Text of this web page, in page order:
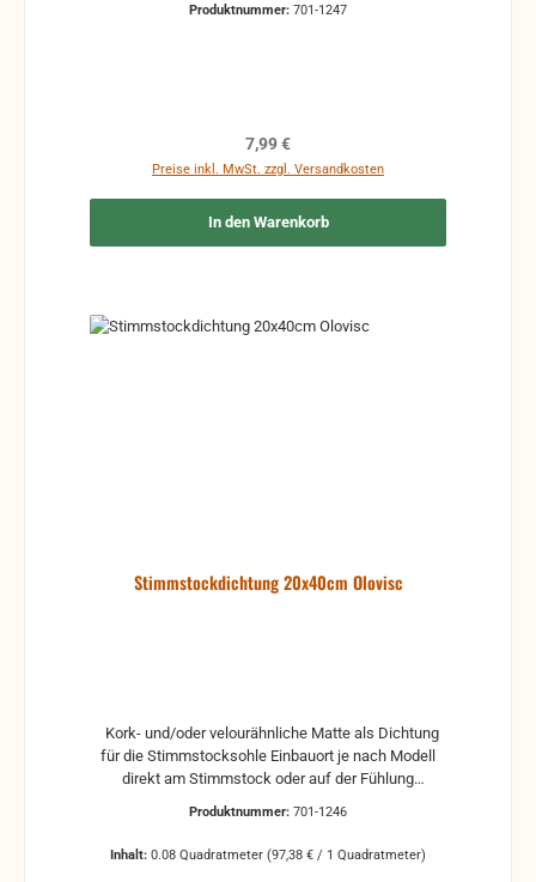
Produktnummer: 701-1247
Regulärer Preis:
7,99 €
Preise inkl. MwSt. zzgl. Versandkosten
In den Warenkorb
Stimmstockdichtung 20x40cm Olovisc
für die Stimmstocksohle Einbauort je nach Modell
direkt am Stimmstock oder auf der Fühlung
x 1500 mm)
Produktnummer: 701-1246
Inhalt: 0.08 Quadratmeter (97,38 € / 1 Quadratmeter)